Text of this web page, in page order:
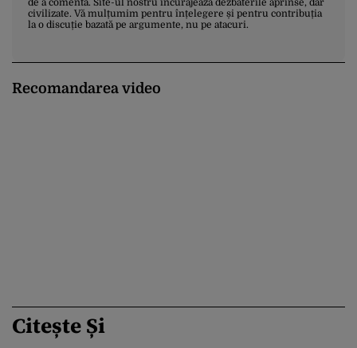
civilizate. Vă mulțumim pentru înțelegere și pentru contribuția
la o discuție bazată pe argumente, nu pe atacuri.
Recomandarea video
Citește Și